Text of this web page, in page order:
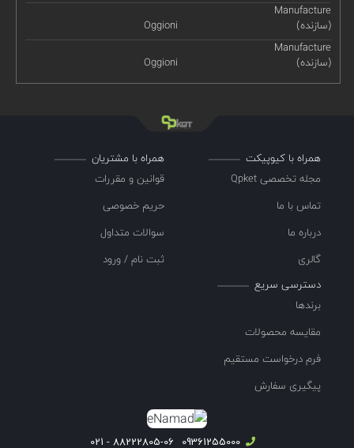
Manufacture
(سازنده)
Oggioni
Manufacture
(سازنده)
Oggioni
همراه با کیوپیکت
مجله تخصصی Qpket
تماس با ما
درباره ما
گالری
همراه با مشتریان
قوانین و مقررات
حریم خصوصی
سوالات متداول
ثبت نام / ورود
دسترسی سریع
برندها
مقایسه محصولات
فرم درخواست مستقیم
پیگیری سفارش
09361255000
88222805-06 - 021